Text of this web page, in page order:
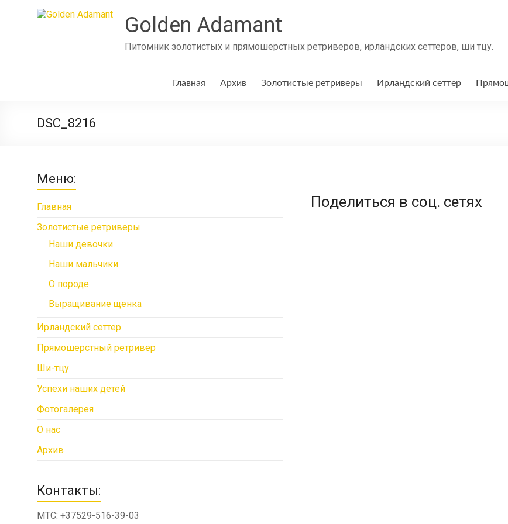
Golden Adamant
Питомник золотистых и прямошерстных ретриверов, ирландских сеттеров, ши тцу.
Главная Архив Золотистые ретриверы Ирландский сеттер
DSC_8216
Поделиться в соц. сетях
Меню:
Главная
Золотистые ретриверы
Наши девочки
Наши мальчики
О породе
Выращивание щенка
Ирландский сеттер
Прямошерстный ретривер
Ши-тцу
Успехи наших детей
Фотогалерея
О нас
Архив
Контакты:
МТС: +37529-516-39-03